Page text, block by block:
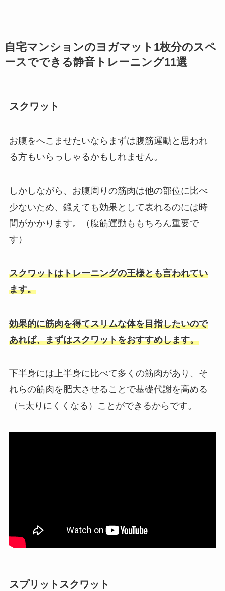
自宅マンションのヨガマット1枚分のスペ
ースでできる静音トレーニング11選
スクワット
お腹をへこませたいならまずは腹筋運動と思われ
る方もいらっしゃるかもしれません。
しかしながら、お腹周りの筋肉は他の部位に比べ
少ないため、鍛えても効果として表れるのには時
間がかかります。（腹筋運動ももちろん重要で
す）
スクワットはトレーニングの王様とも言われてい
ます。
効果的に筋肉を得てスリムな体を目指したいので
あれば、まずはスクワットをおすすめします。
下半身には上半身に比べて多くの筋肉があり、そ
れらの筋肉を肥大させることで基礎代謝を高める
（≒太りにくくなる）ことができるからです。
スプリットスクワット